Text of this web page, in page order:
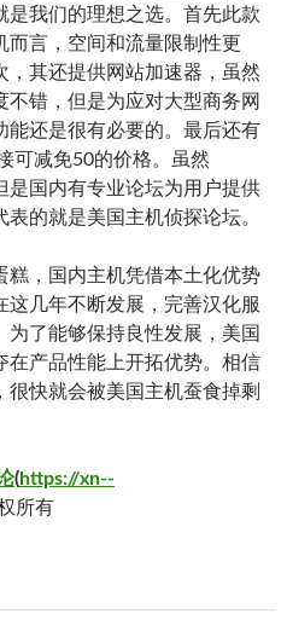
是我们的理想之选。首先此款
而言，空间和流量限制性更
，其还提供网站加速器，虽然
错，但是为应对大型商务网
能还是很有必要的。最后还有
可减免50的价格。虽然
是国内有专业论坛为用户提供
的就是美国主机侦探论坛。
糕，国内主机凭借本土化优势
这几年不断发展，完善汉化服
了能够保持良性发展，美国
在产品性能上开拓优势。相信
快就会被美国主机蚕食掉剩
(https://xn--
所有